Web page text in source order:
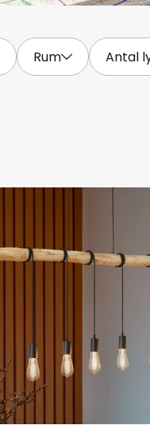
Rum Antal